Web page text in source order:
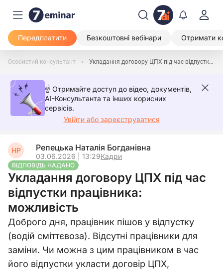
Передплатити Безкоштовні вебінари Отримати
Особистий консультант Укладання договору ЦПХ під час відпустки працівника: можливість
☝️ Отримайте доступ до відео, документів,
AI-Консультанта та інших корисних
сервісів.
Увійти або зареєструватися
НР Репецька Наталія Богданівна
03.06.2026 | 13:29Кадри
ВІДПОВІДЬ НАДАНО
Укладання договору ЦПХ під час
відпустки працівника:
можливість
Доброго дня, працівник пішов у відпустку
(водій сміттєвоза). Відсутні працівники для
заміни. Чи можна з цим працівником в час
його відпустки укласти договір ЦПХ,